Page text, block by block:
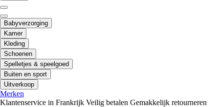
Babyverzorging
Kamer
Kleding
Schoenen
Spelletjes & speelgoed
Buiten en sport
Uitverkoop
Merken
Klantenservice in Frankrijk Veilig betalen Gemakkelijk retourneren